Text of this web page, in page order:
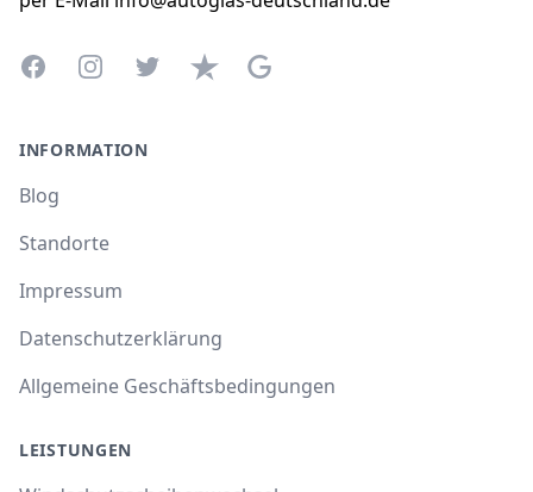
FacebookInstagramTwitterTrustpilotGoogle Business Profile
INFORMATION
Blog
Standorte
Impressum
Datenschutzerklärung
Allgemeine Geschäftsbedingungen
LEISTUNGEN